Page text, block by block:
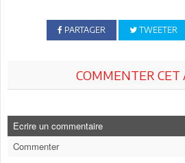
PARTAGER TWEETER
COMMENTER CET
Ecrire un commentaire
Commenter